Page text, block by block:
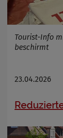
Tourist-Info
beschirmt
23.04.2026